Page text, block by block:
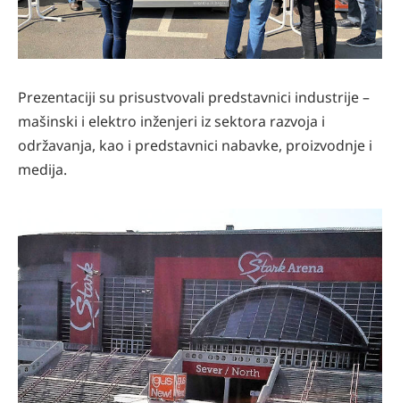
Prezentaciji su prisustvovali predstavnici industrije –
mašinski i elektro inženjeri iz sektora razvoja i
održavanja, kao i predstavnici nabavke, proizvodnje i
medija.